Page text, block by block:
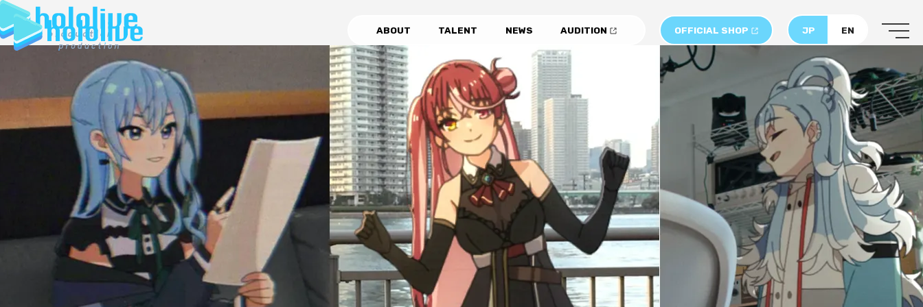
ABOUT TALENT NEWS AUDITION OFFICIAL SHOP EN
JP
EN
JP
ABOUT
TALENT
NEWS